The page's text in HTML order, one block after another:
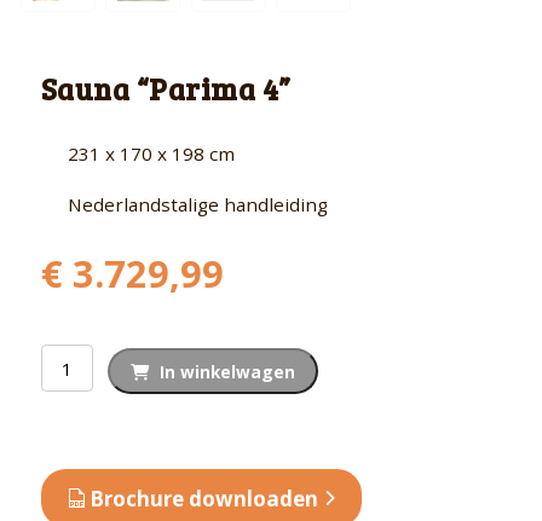
Sauna “Parima 4”
231 x 170 x 198 cm
Nederlandstalige handleiding
€ 3.729,99
Sauna
"Parima
In winkelwagen
Brochure downloaden